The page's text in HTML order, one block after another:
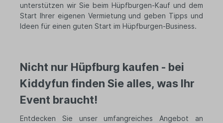
unterstützen wir Sie beim Hüpfburgen-Kauf und dem
Start Ihrer eigenen Vermietung und geben Tipps und
Ideen für einen guten Start im Hüpfburgen-Business.
Nicht nur Hüpfburg kaufen - bei
Kiddyfun finden Sie alles, was Ihr
Event braucht!
Entdecken Sie unser umfangreiches Angebot an